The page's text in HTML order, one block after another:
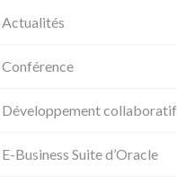
Actualités
Conférence
Développement collaboratif
E-Business Suite d’Oracle